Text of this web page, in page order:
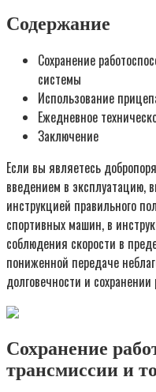
Содержание
Сохранение
системы
Использование
Ежедневное
Заключение
Если вы являетесь
введением в эксплуатацию,
инструкцией правильного
спортивных машин, в
соблюдения скорости в
пониженной передаче
долговечности и
Сохранение
трансмиссии и